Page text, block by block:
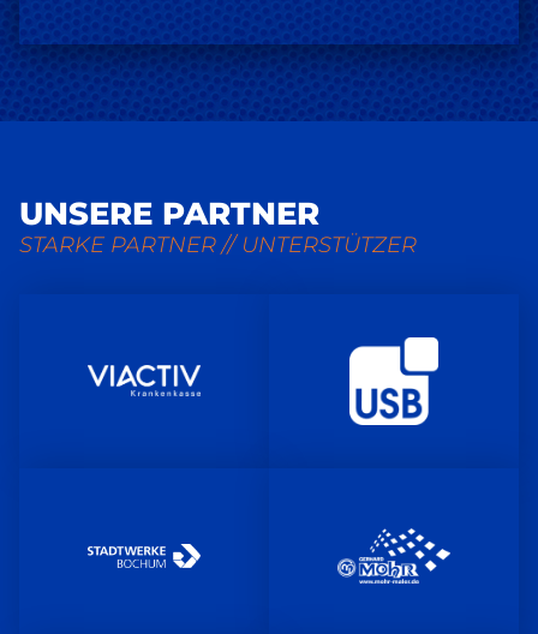
UNSERE PARTNER
STARKE PARTNER // UNTERSTÜTZER